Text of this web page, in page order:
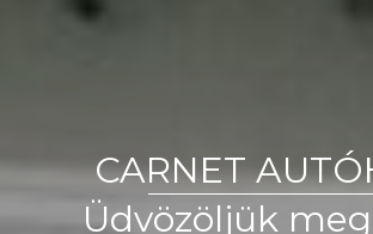
CARNET
Üdvözöljük